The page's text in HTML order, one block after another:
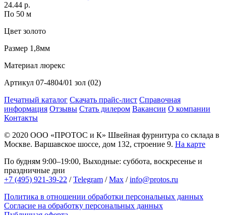
24.44 р.
По 50 м
Цвет золото
Размер 1,8мм
Материал люрекс
Артикул 07-4804/01 зол (02)
Печатный каталог Скачать прайс-лист Справочная
информация Отзывы Стать дилером Вакансии О компании
Контакты
© 2020 ООО «ПРОТОС и К» Швейная фурнитура со склада в
Москве. Варшавское шоссе, дом 132, строение 9. На карте
По будням 9:00–19:00, Выходные: суббота, воскресенье и
праздничные дни
+7 (495) 921-39-22 /Telegram /Max /info@protos.ru
Политика в отношении обработки персональных данных
Согласие на обработку персональных данных